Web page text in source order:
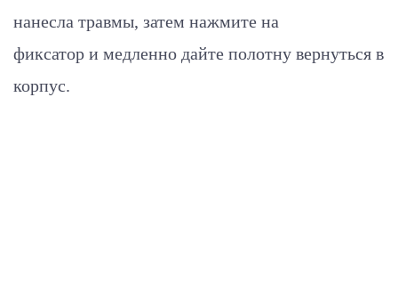
нанесла травмы, затем нажмите на
фиксатор и медленно дайте полотну вернуться в
корпус.